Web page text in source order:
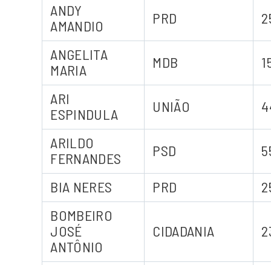
ANDY
AMANDIO
PRD
ANGELITA
MARIA
MDB
ARI
ESPINDULA
UNIÃO
ARILDO
FERNANDES
PSD
BIA NERES PRD
BOMBEIRO
JOSÉ
ANTÔNIO
CIDADANIA